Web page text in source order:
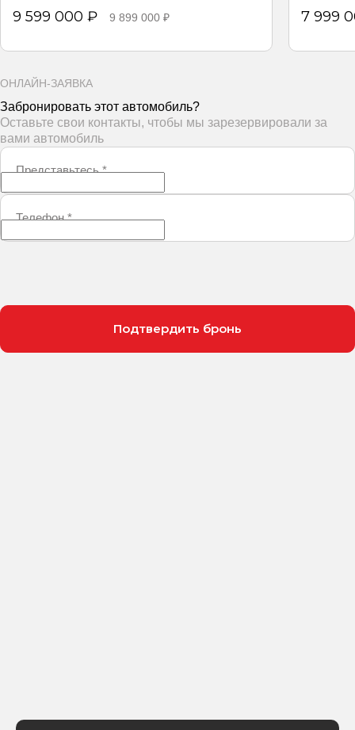
9 599 000 ₽ 9 899 000 ₽ 7 999
ОНЛАЙН-ЗАЯВКА
Забронировать этот автомобиль?
Оставьте свои контакты, чтобы мы зарезервировали за
вами автомобиль
Представьтесь*
Телефон*
Подтвердить бронь